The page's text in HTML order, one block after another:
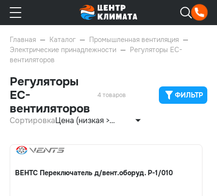
Главная Каталог
Промышленная вентиляция
Электрические принадлежности
Регуляторы ЕС-
вентиляторов
Регуляторы
ЕС-
вентиляторов
4 товаров ФИЛЬТР
СортировкаЦена (низкая >
ВЕНТС Переключатель д/вент.оборуд. Р-1/010